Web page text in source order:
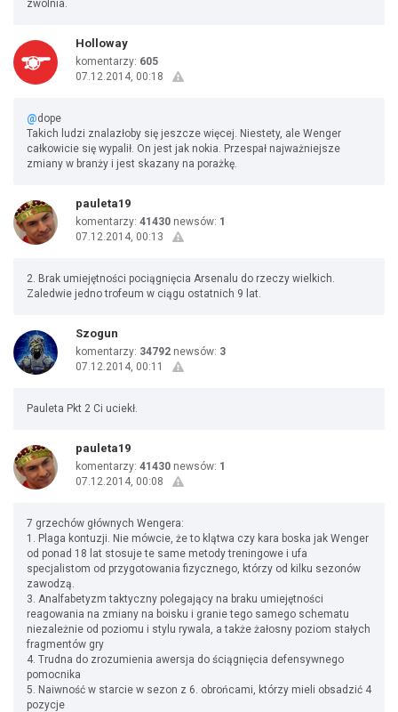
zwolnia.
Holloway
komentarzy: 605
07.12.2014, 00:18
@dope
Takich ludzi znalazłoby się jeszcze więcej. Niestety, ale Wenger
całkowicie się wypalił. On jest jak nokia. Przespał najważniejsze
zmiany w branży i jest skazany na porażkę.
pauleta19
komentarzy: 41430 newsów: 1
07.12.2014, 00:13
2. Brak umiejętności pociągnięcia Arsenalu do rzeczy wielkich.
Zaledwie jedno trofeum w ciągu ostatnich 9 lat.
Szogun
komentarzy: 34792 newsów: 3
07.12.2014, 00:11
Pauleta Pkt 2 Ci uciekł.
pauleta19
komentarzy: 41430 newsów: 1
07.12.2014, 00:08
7 grzechów głównych Wengera:
1. Plaga kontuzji. Nie mówcie, że to klątwa czy kara boska jak Wenger
od ponad 18 lat stosuje te same metody treningowe i ufa
specjalistom od przygotowania fizycznego, którzy od kilku sezonów
zawodzą.
3. Analfabetyzm taktyczny polegający na braku umiejętności
reagowania na zmiany na boisku i granie tego samego schematu
niezależnie od poziomu i stylu rywala, a także żałosny poziom stałych
fragmentów gry
4. Trudna do zrozumienia awersja do ściągnięcia defensywnego
pomocnika
5. Naiwność w starcie w sezon z 6. obrońcami, którzy mieli obsadzić 4
pozycje